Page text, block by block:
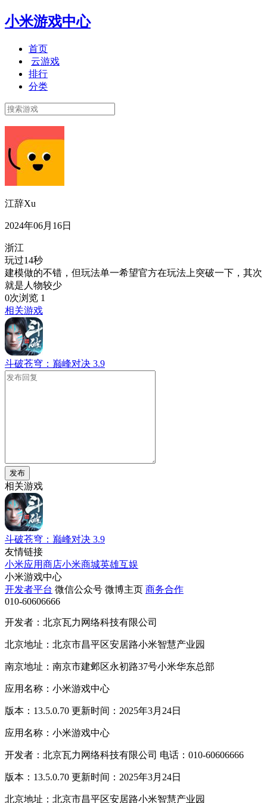
小米游戏中心
首页
云游戏
排行
分类
江辞Xu
2024年06月16日
浙江
玩过14秒
建模做的不错，但玩法单一希望官方在玩法上突破一下，其次
就是人物较少
0次浏览 1
相关游戏
斗破苍穹：巅峰对决 3.9
发布
相关游戏
斗破苍穹：巅峰对决 3.9
友情链接
小米应用商店小米商城英雄互娱
小米游戏中心
开发者平台 微信公众号 微博主页 商务合作
010-60606666
开发者：北京瓦力网络科技有限公司
北京地址：北京市昌平区安居路小米智慧产业园
南京地址：南京市建邺区永初路37号小米华东总部
应用名称：小米游戏中心
版本：13.5.0.70 更新时间：2025年3月24日
应用名称：小米游戏中心
开发者：北京瓦力网络科技有限公司 电话：010-60606666
版本：13.5.0.70 更新时间：2025年3月24日
北京地址：北京市昌平区安居路小米智慧产业园